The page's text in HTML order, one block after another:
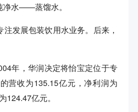
净水——蒸馏水。
发展包装饮用水业务。后来，
年，华润决定将怡宝定位于专
营收为135.15亿元，净利润为
亿元。